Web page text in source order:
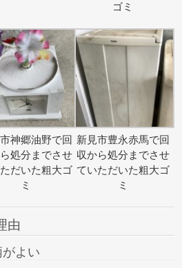
ゴミ
神郷油野で回
処分までさせ
だいた粗大ゴ
ミ
新見市豊永赤馬で回
収から処分までさせ
ていただいた粗大ゴ
ミ
由
よい